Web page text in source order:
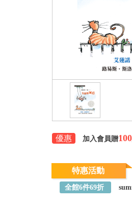
優惠 加入會員贈100
特惠活動
全館6件69折